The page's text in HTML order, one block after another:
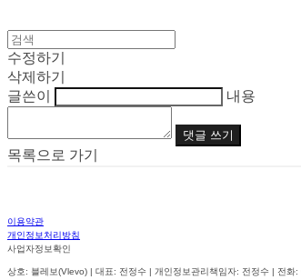
수정하기
삭제하기
글쓴이
내용
댓글 쓰기
목록으로 가기
이용약관
개인정보처리방침
사업자정보확인
상호: 블레보(Vlevo) | 대표: 전정수 | 개인정보관리책임자: 전정수 | 전